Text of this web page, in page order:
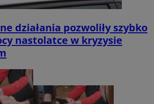
działania pozwoliły szybko
nastolatce w kryzysie